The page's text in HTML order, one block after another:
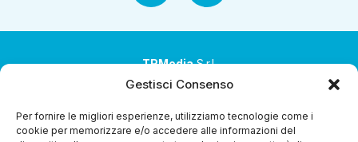
Gestisci Consenso
Per fornire le migliori esperienze, utilizziamo tecnologie come i
cookie per memorizzare e/o accedere alle informazioni del
TRMediaS.r.l.
Società a socio unico
Società sottoposta ad attività di direzione e
coordinamento da parte di Coop Alleanza 3.0 Soc. Coop.